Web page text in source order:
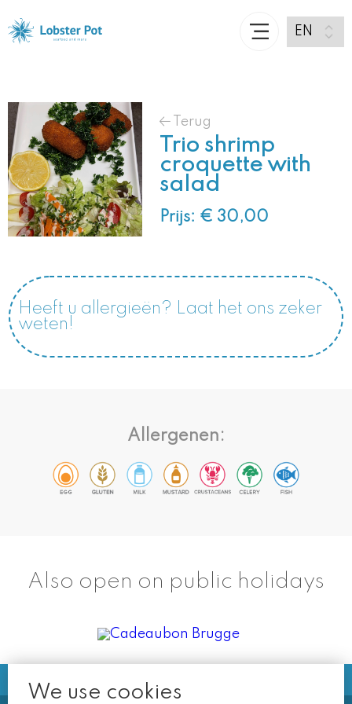
Terug
Trio shrimp
croquette with
salad
Prijs: € 30,00
Heeft u allergieën? Laat het ons zeker
weten!
Allergenen:
Also open on public holidays
We use cookies